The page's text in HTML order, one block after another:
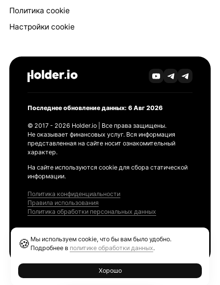
Политика cookie
Настройки cookie
Последнее обновление данных: 6 Авг 2026
© 2017 - 2026 Holder.io | Все права защищены.
Не оказывает финансовых услуг. Вся информация
представленная на сайте носит ознакомительный
характер.
На сайте используются cookie для сбора статической
информации.
Политика конфиденциальности
Правила использования
Политика обработки персональных данных
🍪 Мы используем cookie, что бы вам было удобно.
Подробнее в политике обработки данных.
Хорошо
Ethereum GAS Tracker